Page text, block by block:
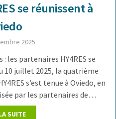
se réunissent à
2025
les partenaires HY4RES se
10 juillet 2025, la quatrième
s’est tenue à Oviedo, en
par les partenaires de…
SUITE